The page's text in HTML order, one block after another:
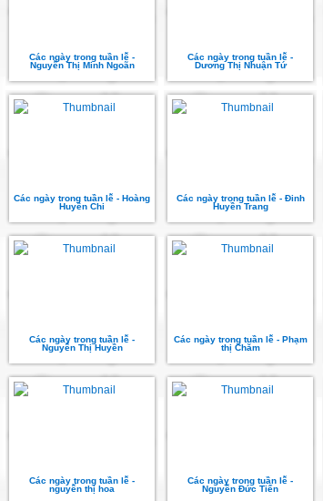
Các ngày trong tuần lễ -
Nguyễn Thị Minh Ngoãn
Các ngày trong tuần lễ -
Dương Thị Nhuận Tứ
Các ngày trong tuần lễ - Hoàng
Huyền Chi
Các ngày trong tuần lễ - Đinh
Huyền Trang
Các ngày trong tuần lễ -
Nguyễn Thị Huyền
Các ngày trong tuần lễ - Phạm
thị Chăm
Các ngày trong tuần lễ -
nguyễn thị hoa
Các ngày trong tuần lễ -
Nguyễn Đức Tiến